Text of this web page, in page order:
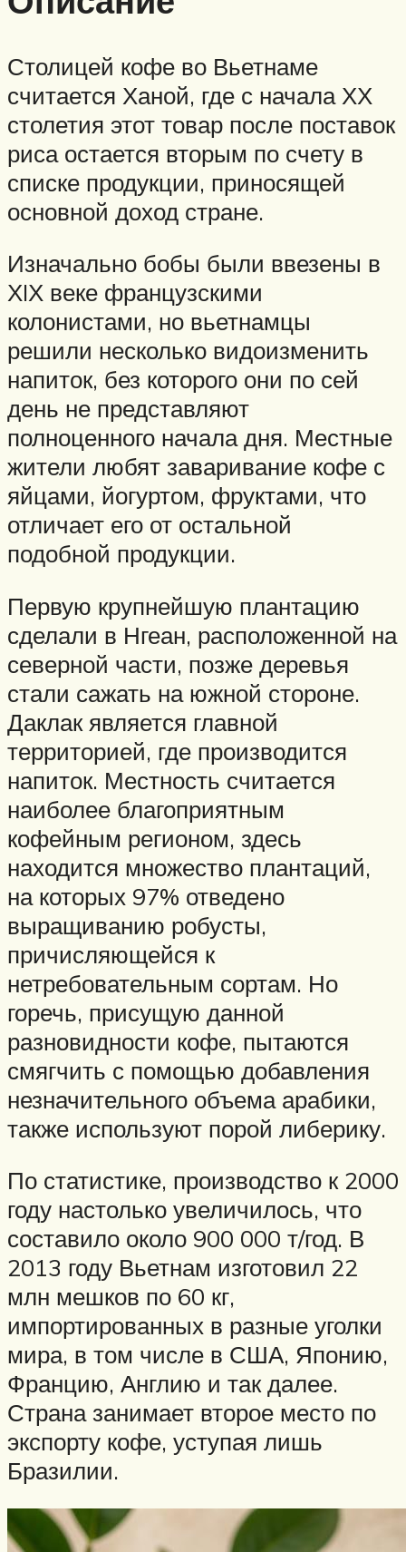
Столицей кофе во Вьетнаме
считается Ханой, где с начала ХХ
столетия этот товар после поставок
риса остается вторым по счету в
списке продукции, приносящей
основной доход стране.
Изначально бобы были ввезены в
ХIХ веке французскими
колонистами, но вьетнамцы
решили несколько видоизменить
напиток, без которого они по сей
день не представляют
полноценного начала дня. Местные
жители любят заваривание кофе с
яйцами, йогуртом, фруктами, что
отличает его от остальной
подобной продукции.
Первую крупнейшую плантацию
сделали в Нгеан, расположенной на
северной части, позже деревья
стали сажать на южной стороне.
Даклак является главной
территорией, где производится
напиток. Местность считается
наиболее благоприятным
кофейным регионом, здесь
находится множество плантаций,
на которых 97% отведено
выращиванию робусты,
причисляющейся к
нетребовательным сортам. Но
горечь, присущую данной
разновидности кофе, пытаются
смягчить с помощью добавления
незначительного объема арабики,
также используют порой либерику.
По статистике, производство к 2000
году настолько увеличилось, что
составило около 900 000 т/год. В
2013 году Вьетнам изготовил 22
млн мешков по 60 кг,
импортированных в разные уголки
мира, в том числе в США, Японию,
Францию, Англию и так далее.
Страна занимает второе место по
экспорту кофе, уступая лишь
Бразилии.